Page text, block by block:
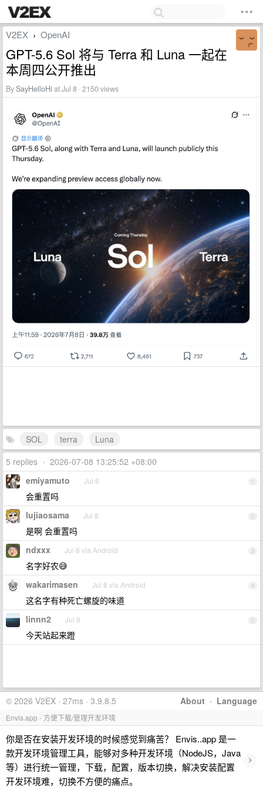
V2EX › OpenAI
GPT-5.6 Sol 将与 Terra 和 Luna 一起在
本周四公开推出
BySayHelloHi at Jul 8 · 2150 views
SOL terra
Luna
5 replies • 2026-07-08 13:25:52 +08:00
1
emiyamuto Jul 8
会重置吗
2
lujiaosama Jul 8
是啊 会重置吗
3
ndxxx Jul 8 via Android
名字好农😅
4
wakarimasen Jul 8 via Android
这名字有种死亡螺旋的味道
5
linnn2 Jul 8
今天站起来蹬
About · Language
© 2026 V2EX · 27ms · 3.9.8.5
Envis.app - 方便下载/管理开发环境
你是否在安装开发环境的时候感觉到痛苦？ Envis..app 是一
款开发环境管理工具，能够对多种开发环境（NodeJS，Java
等）进行统一管理，下载，配置，版本切换，解决安装配置
开发环境难，切换不方便的痛点。
›